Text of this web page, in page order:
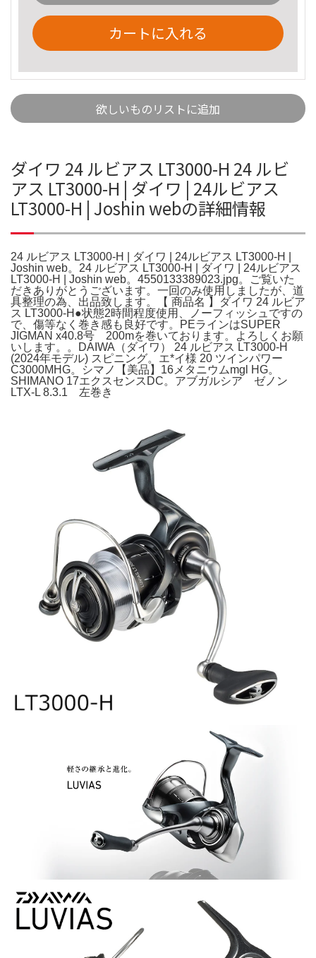
カートに入れる
欲しいものリストに追加
ダイワ 24 ルビアス LT3000-H 24 ルビ
アス LT3000-H | ダイワ | 24ルビアス
LT3000-H | Joshin webの詳細情報
24 ルビアス LT3000-H | ダイワ | 24ルビアス LT3000-H |
Joshin web。24 ルビアス LT3000-H | ダイワ | 24ルビアス
LT3000-H | Joshin web。4550133389023.jpg。ご覧いた
だきありがとうございます。一回のみ使用しましたが、道
具整理の為、出品致します。【 商品名 】ダイワ 24 ルビア
ス LT3000-H●状態2時間程度使用、ノーフィッシュですの
で、傷等なく巻き感も良好です。PEラインはSUPER
JIGMAN x40.8号 200mを巻いております。よろしくお願
いします。。DAIWA（ダイワ） 24 ルビアス LT3000-H
(2024年モデル) スピニング。エ*イ様 20 ツインパワー
C3000MHG。シマノ【美品】16メタニウムmgl HG。
SHIMANO 17エクスセンスDC。アブガルシア ゼノン
LTX-L 8.3.1 左巻き